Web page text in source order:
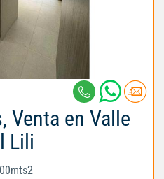
Venta en Valle
Lili